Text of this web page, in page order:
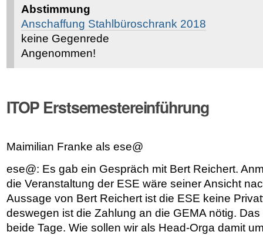
Abstimmung
Anschaffung Stahlbüroschrank 2018
keine Gegenrede
Angenommen!
ITOP Erstsemestereinführung
Maimilian Franke als ese@
ese@: Es gab ein Gespräch mit Bert Reichert.
die Veranstaltung der ESE wäre seiner Ansicht
Aussage von Bert Reichert ist die ESE keine
deswegen ist die Zahlung an die GEMA nötig.
beide Tage. Wie sollen wir als Head-Orga damit